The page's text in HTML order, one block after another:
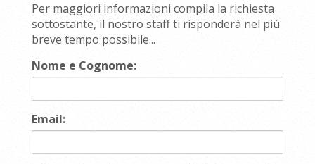
Per maggiori informazioni compila la richiesta
sottostante, il nostro staff ti risponderà nel più
breve tempo possibile...
Nome e Cognome:
Email: